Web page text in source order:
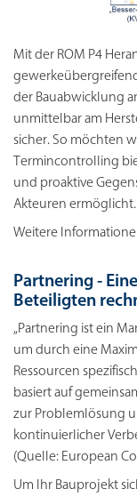
Mit der ROM P4
der Bauabwicklung
unmittelbar am
sicher. So möchten
Termincontrolling
und proaktive
Akteuren ermöglicht.
Weitere
Partnering -
Beteiligten
„Partnering ist ein
um durch eine
Ressourcen
basiert auf
zur Problemlösung
kontinuierlicher
(Quelle: European
Um Ihr Bauprojekt